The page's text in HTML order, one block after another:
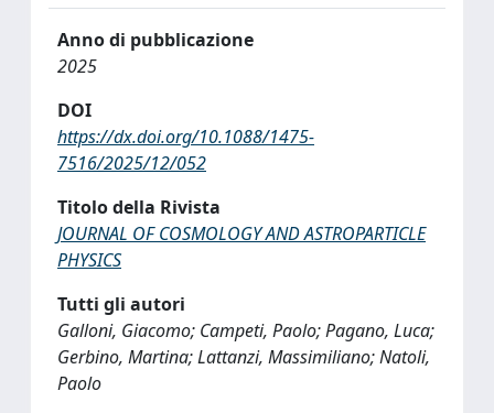
Anno di pubblicazione
2025
DOI
https://dx.doi.org/10.1088/1475-
7516/2025/12/052
Titolo della Rivista
JOURNAL OF COSMOLOGY AND ASTROPARTICLE
PHYSICS
Tutti gli autori
Galloni, Giacomo; Campeti, Paolo; Pagano, Luca;
Gerbino, Martina; Lattanzi, Massimiliano; Natoli,
Paolo